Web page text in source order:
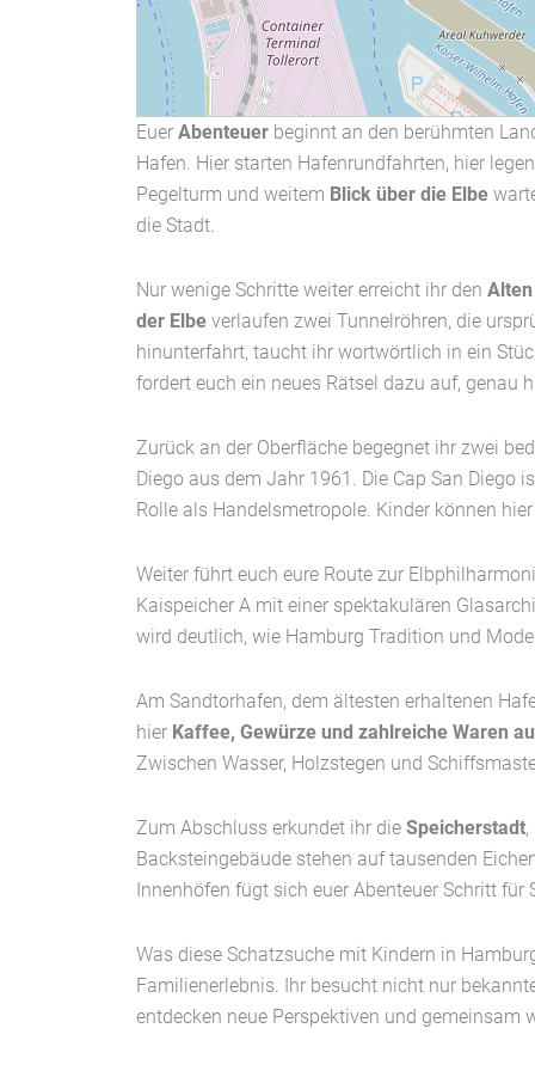
Euer Abenteuer beginnt an den berühmten
Hafen. Hier starten Hafenrundfahrten, hier
Pegelturm und weitem Blick über die Elbe
die Stadt.
Nur wenige Schritte weiter erreicht ihr den
der Elbe verlaufen zwei Tunnelröhren, die
hinunterfahrt, taucht ihr wortwörtlich in ein
fordert euch ein neues Rätsel dazu auf, genau
Zurück an der Oberfläche begegnet ihr zwei
Diego aus dem Jahr 1961. Die Cap San
Rolle als Handelsmetropole. Kinder können
Weiter führt euch eure Route zur
Kaispeicher A mit einer spektakulären
wird deutlich, wie Hamburg Tradition und
Am Sandtorhafen, dem ältesten erhaltenen
hier Kaffee, Gewürze und zahlreiche Waren
Zwischen Wasser, Holzstegen und
Zum Abschluss erkundet ihr die Speicherstadt
Backsteingebäude stehen auf tausenden
Innenhöfen fügt sich euer Abenteuer Schritt für
Was diese Schatzsuche mit Kindern in
Familienerlebnis. Ihr besucht nicht nur
entdecken neue Perspektiven und gemeinsam